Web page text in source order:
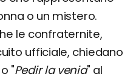
o un mistero.
le confraternite,
ufficiale, chiedano
"Pedir la venia" al